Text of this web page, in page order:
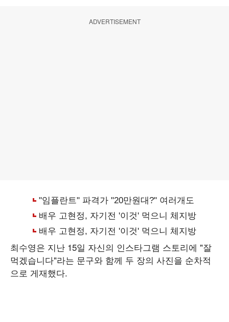
ADVERTISEMENT
최수영은 지난 15일 자신의 인스타그램 스토리에 "잘
먹겠습니다"라는 문구와 함께 두 장의 사진을 순차적
으로 게재했다.